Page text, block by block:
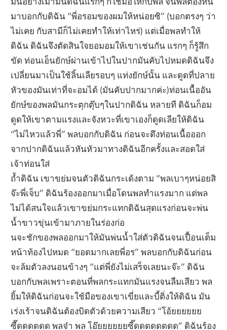
มาบอกกับดิฉัน “พี่อรอมของผมให้หน่อยซิ” (บอกตรงๆ ว่า
ไม่เคย กับสามีก็ไม่เคยทำให้เท่าไหร่) แต่เมื่อพลทำให้
ดิฉัน ดิฉันจึงตัดสินใจยอมอมให้เขาเช่นกัน แรกๆ ก็รู้สึก
ขัด ท่อนเอ็นยักษ์ผ่านเข้าไปในปากมันคับไปหมดดิฉันจึง
เปลี่ยนมาเป็นใช้ลิ้นเลียรอบๆ แท่งยักษ์นั้น และดูดที่ปลาย
หัวของมันเท่าที่จะอมได้ (มันคับปากมากค่ะ)ท่อนเนื้ออัน
ยักษ์ของพลมันกระตุกตุ๊บๆในปากดิฉัน หลายที ดิฉันก็อม
ดูดให้เขาตามแรงและจังหวะที่เขาเองก็ดูดเลียให้ดิฉัน
“ไม่ไหวแล้วพี่” พลบอกกับดิฉัน ก่อนจะดึงท่อนเนื้อออก
จากปากดิฉันแล้วหันหัวมาทางดิฉันอีกครั้งและสอดใส่
เจ้าท่อนใส่
ถ้ำดิฉัน เขาขย่มจนตัวดิฉันกระเด้งตาม “พลเบาๆหน่อยสิ
จ๊ะพี่เจ็บ” ดิฉันร้องออกมาเมื่อโดนพลทำแรงมาก แต่พล
ไม่ได้สนใจแล้วเขาขย่มกระแทกดิฉันสุดแรงก่อนจะพ่น
น้ำขาวขุ่นเข้ามาภายในร่องก่อ
นจะชักของพลออกมาให้มันพ่นน้ำใส่ตัวดิฉันจนเปื้อนเต็ม
หน้าท้องไปหมด “ยอดมากเลยพี่อร” พลบอกกับดิฉันก่อน
จะล้มตัวลงนอนข้างๆ “แต่พี่ยังไม่เสร็จเลยนะจ๊ะ” ดิฉัน
บอกกับพลเพราะตอนที่พลกระแทกมันแรงจนลืมเสียว พล
ยิ้มให้ดิฉันก่อนจะใช้มือของเขาเขี่ยและบี้ติ่งให้ดิฉัน มัน
เร่งเร้าจนดิฉันต้องบิดตัวด้วยความเสียว “โอ้ยยยยยย
ซื๊ดดดดดด พลจ๋า พล โอ๊ยยยยยยซี๊ดดดดดดดด” ดิฉันร้อง